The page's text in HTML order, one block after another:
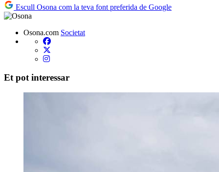
Escull Osona com la teva font preferida de Google
Osona.com Societat
Et pot interessar